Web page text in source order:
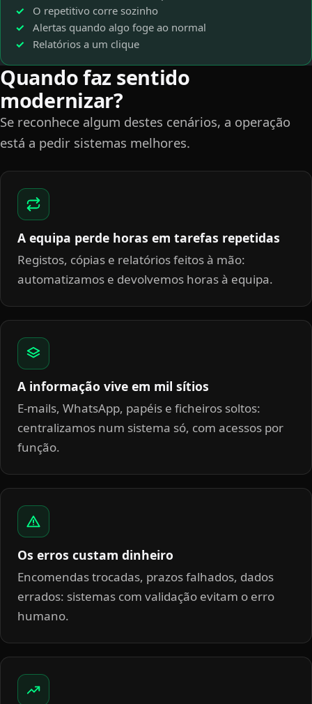
O repetitivo corre sozinho
Alertas quando algo foge ao normal
Relatórios a um clique
Quando faz sentido
modernizar?
Se reconhece algum destes cenários, a operação
está a pedir sistemas melhores.
A equipa perde horas em tarefas repetidas
Registos, cópias e relatórios feitos à mão:
automatizamos e devolvemos horas à equipa.
A informação vive em mil sítios
E-mails, WhatsApp, papéis e ficheiros soltos:
centralizamos num sistema só, com acessos por
função.
Os erros custam dinheiro
Encomendas trocadas, prazos falhados, dados
errados: sistemas com validação evitam o erro
humano.